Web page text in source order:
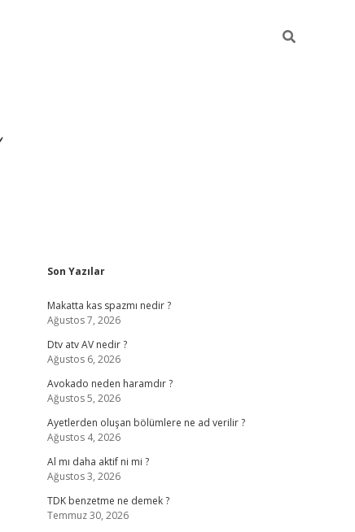
Sidebar
Son Yazılar
Makatta kas spazmı nedir ?
Ağustos 7, 2026
Dtv atv AV nedir ?
Ağustos 6, 2026
Avokado neden haramdır ?
Ağustos 5, 2026
Ayetlerden oluşan bölümlere ne ad verilir ?
Ağustos 4, 2026
Al mı daha aktif ni mi ?
Ağustos 3, 2026
TDK benzetme ne demek ?
Temmuz 30, 2026